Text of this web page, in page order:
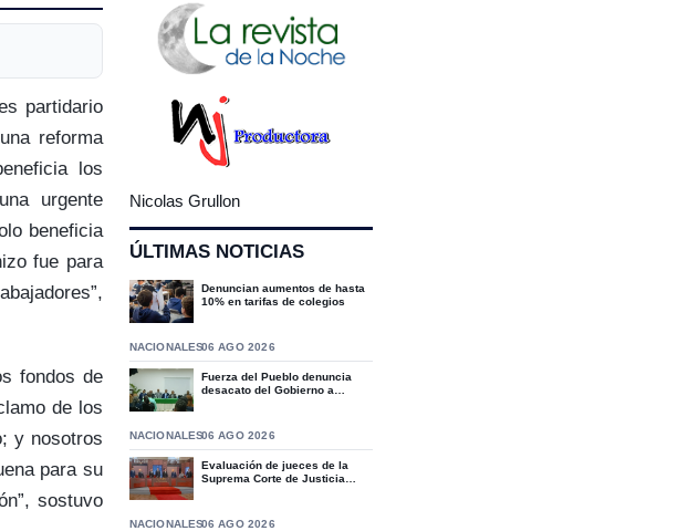
partidario
reforma
los
urgente
beneficia
fue para
fondos de
de los
y nosotros
para su
sostuvo
Nicolas Grullon
ÚLTIMAS NOTICIAS
Denuncian aumentos de hasta
10% en tarifas de colegios
NACIONALES06 AGO 2026
Fuerza del Pueblo denuncia
desacato del Gobierno a
NACIONALES06 AGO 2026
Evaluación de jueces de la
Suprema Corte de Justicia
NACIONALES06 AGO 2026